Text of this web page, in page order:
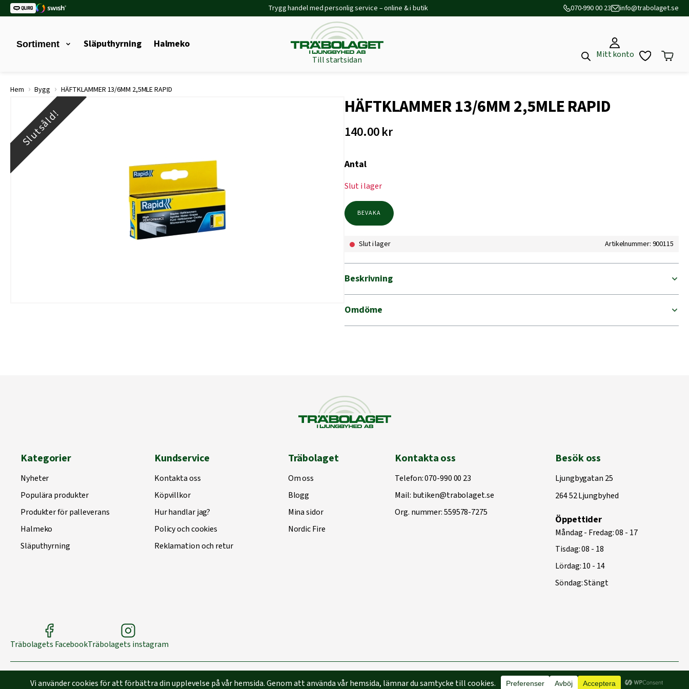
Trygg handel med personlig service – online & i butik 070-990 00 23 info@trabolaget.se
Sortiment Släputhyrning Halmeko
Till startsidan
Mitt konto
Hem › Bygg › HÄFTKLAMMER 13/6MM 2,5MLE RAPID
Slutsåld! HÄFTKLAMMER 13/6MM 2,5MLE RAPID
140.00kr
Antal
Slut i lager
BEVAKA
Slut i lager Artikelnummer: 900115
Beskrivning
Omdöme
Kategorier
Nyheter
Populära produkter
Produkter för palleverans
Halmeko
Släputhyrning
Kundservice
Kontakta oss
Köpvillkor
Hur handlar jag?
Policy och cookies
Reklamation och retur
Träbolaget
Om oss
Blogg
Mina sidor
Nordic Fire
Kontakta oss
Telefon:070-990 00 23
Mail: butiken@trabolaget.se
Org. nummer: 559578-7275
Besök oss
Ljungbygatan 25
264 52 Ljungbyhed
Öppettider
Måndag - Fredag: 08 - 17
Tisdag: 08 - 18
Lördag: 10 - 14
Söndag: Stängt
Träbolagets FacebookTräbolagets instagram
Byggd med♥avCapace Media | Webbyrå Malmö